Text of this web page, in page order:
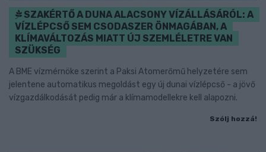
SZAKÉRTŐ A DUNA ALACSONY VÍZÁLLÁSÁRÓL: A
VÍZLÉPCSŐ SEM CSODASZER ÖNMAGÁBAN, A
KLÍMAVÁLTOZÁS MIATT ÚJ SZEMLÉLETRE VAN
SZÜKSÉG
A BME vízmérnöke szerint a Paksi Atomerőmű helyzetére sem
jelentene automatikus megoldást egy új dunai vízlépcső - a jövő
vízgazdálkodását pedig már a klímamodellekre kell alapozni.
Szólj hozzá!